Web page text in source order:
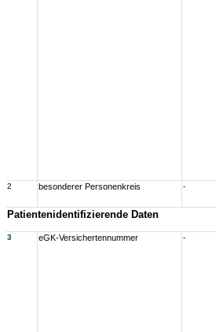
2 besonderer Personenkreis -
Patientenidentifizierende Daten
3 eGK-Versichertennummer -